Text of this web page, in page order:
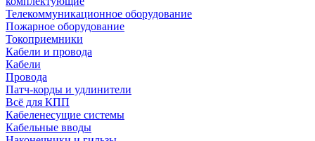
Телекоммуникационное оборудование
Пожарное оборудование
Токоприемники
Кабели и провода
Кабели
Провода
Патч-корды и удлинители
Всё для КПП
Кабеленесущие системы
Кабельные вводы